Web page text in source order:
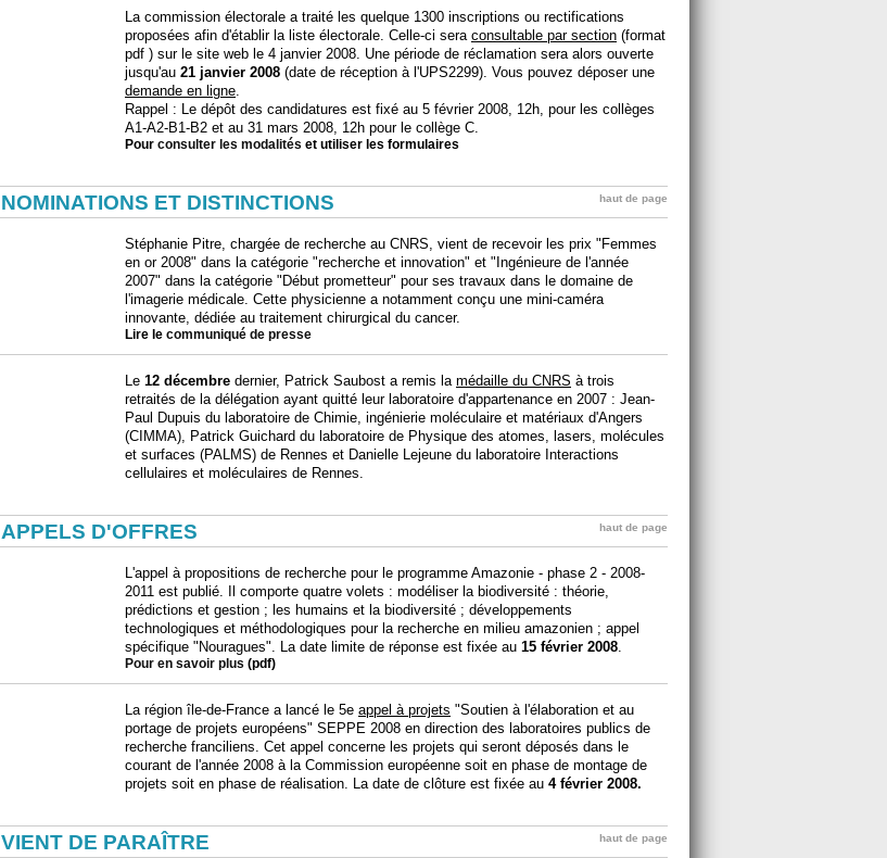
La commission électorale a traité les quelque 1300 inscriptions ou rectifications
proposées afin d'établir la liste électorale. Celle-ci sera consultable par section (format
pdf ) sur le site web le 4 janvier 2008. Une période de réclamation sera alors ouverte
jusqu'au 21 janvier 2008 (date de réception à l'UPS2299). Vous pouvez déposer une
demande en ligne.
Rappel : Le dépôt des candidatures est fixé au 5 février 2008, 12h, pour les collèges
A1-A2-B1-B2 et au 31 mars 2008, 12h pour le collège C.
Pour consulter les modalités et utiliser les formulaires
NOMINATIONS ET DISTINCTIONS haut de page
Stéphanie Pitre, chargée de recherche au CNRS, vient de recevoir les prix "Femmes
en or 2008" dans la catégorie "recherche et innovation" et "Ingénieure de l'année
2007" dans la catégorie "Début prometteur" pour ses travaux dans le domaine de
l'imagerie médicale. Cette physicienne a notamment conçu une mini-caméra
innovante, dédiée au traitement chirurgical du cancer.
Lire le communiqué de presse
Le 12 décembre dernier, Patrick Saubost a remis la médaille du CNRS à trois
retraités de la délégation ayant quitté leur laboratoire d'appartenance en 2007 : Jean-
Paul Dupuis du laboratoire de Chimie, ingénierie moléculaire et matériaux d'Angers
(CIMMA), Patrick Guichard du laboratoire de Physique des atomes, lasers, molécules
et surfaces (PALMS) de Rennes et Danielle Lejeune du laboratoire Interactions
cellulaires et moléculaires de Rennes.
APPELS D'OFFRES haut de page
L'appel à propositions de recherche pour le programme Amazonie - phase 2 - 2008-
2011 est publié. Il comporte quatre volets : modéliser la biodiversité : théorie,
prédictions et gestion ; les humains et la biodiversité ; développements
technologiques et méthodologiques pour la recherche en milieu amazonien ; appel
spécifique "Nouragues". La date limite de réponse est fixée au 15 février 2008.
Pour en savoir plus (pdf)
La région île-de-France a lancé le 5e appel à projets "Soutien à l'élaboration et au
portage de projets européens" SEPPE 2008 en direction des laboratoires publics de
recherche franciliens. Cet appel concerne les projets qui seront déposés dans le
courant de l'année 2008 à la Commission européenne soit en phase de montage de
projets soit en phase de réalisation. La date de clôture est fixée au 4 février 2008.
VIENT DE PARAÎTRE haut de page